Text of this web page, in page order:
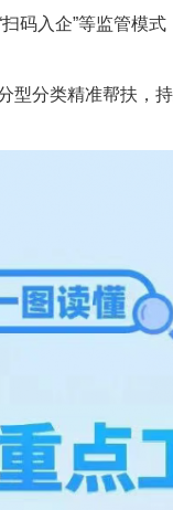
入企”等监管模式
类精准帮扶，持